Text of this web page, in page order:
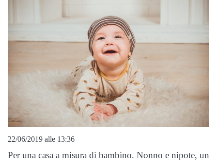
22/06/2019 alle 13:36
Per una casa a misura di bambino. Nonno e nipote, un